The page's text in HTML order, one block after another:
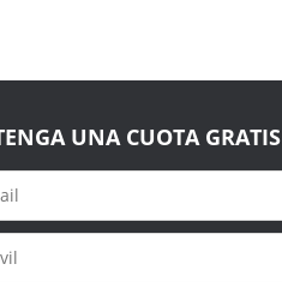
UNA CUOTA GRATIS